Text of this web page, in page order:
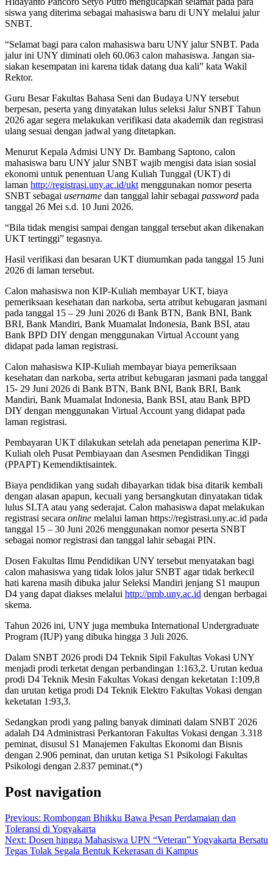
siswa yang diterima sebagai mahasiswa baru di UNY melalui jalur
SNBT.
“Selamat bagi para calon mahasiswa baru UNY jalur SNBT. Pada
jalur ini UNY diminati oleh 60.063 calon mahasiswa. Jangan sia-
siakan kesempatan ini karena tidak datang dua kali” kata Wakil
Rektor.
Guru Besar Fakultas Bahasa Seni dan Budaya UNY tersebut
berpesan, peserta yang dinyatakan lulus seleksi Jalur SNBT Tahun
2026 agar segera melakukan verifikasi data akademik dan registrasi
ulang sesuai dengan jadwal yang ditetapkan.
Menurut Kepala Admisi UNY Dr. Bambang Saptono, calon
mahasiswa baru UNY jalur SNBT wajib mengisi data isian sosial
ekonomi untuk penentuan Uang Kuliah Tunggal (UKT) di
laman http://registrasi.uny.ac.id/ukt menggunakan nomor peserta
SNBT sebagai username dan tanggal lahir sebagai password pada
tanggal 26 Mei s.d. 10 Juni 2026.
“Bila tidak mengisi sampai dengan tanggal tersebut akan dikenakan
UKT tertinggi” tegasnya.
Hasil verifikasi dan besaran UKT diumumkan pada tanggal 15 Juni
2026 di laman tersebut.
Calon mahasiswa non KIP-Kuliah membayar UKT, biaya
pemeriksaan kesehatan dan narkoba, serta atribut kebugaran jasmani
pada tanggal 15 – 29 Juni 2026 di Bank BTN, Bank BNI, Bank
BRI, Bank Mandiri, Bank Muamalat Indonesia, Bank BSI, atau
Bank BPD DIY dengan menggunakan Virtual Account yang
didapat pada laman registrasi.
Calon mahasiswa KIP-Kuliah membayar biaya pemeriksaan
kesehatan dan narkoba, serta atribut kebugaran jasmani pada tanggal
15- 29 Juni 2026 di Bank BTN, Bank BNI, Bank BRI, Bank
Mandiri, Bank Muamalat Indonesia, Bank BSI, atau Bank BPD
DIY dengan menggunakan Virtual Account yang didapat pada
laman registrasi.
Pembayaran UKT dilakukan setelah ada penetapan penerima KIP-
Kuliah oleh Pusat Pembiayaan dan Asesmen Pendidikan Tinggi
(PPAPT) Kemendiktisaintek.
Biaya pendidikan yang sudah dibayarkan tidak bisa ditarik kembali
dengan alasan apapun, kecuali yang bersangkutan dinyatakan tidak
lulus SLTA atau yang sederajat. Calon mahasiswa dapat melakukan
registrasi secara online melalui laman https://registrasi.uny.ac.id pada
tanggal 15 – 30 Juni 2026 menggunakan nomor peserta SNBT
sebagai nomor registrasi dan tanggal lahir sebagai PIN.
Dosen Fakultas Ilmu Pendidikan UNY tersebut menyatakan bagi
calon mahasiswa yang tidak lolos jalur SNBT agar tidak berkecil
hati karena masih dibuka jalur Seleksi Mandiri jenjang S1 maupun
D4 yang dapat diakses melalui http://pmb.uny.ac.id dengan berbagai
skema.
Tahun 2026 ini, UNY juga membuka International Undergraduate
Program (IUP) yang dibuka hingga 3 Juli 2026.
Dalam SNBT 2026 prodi D4 Teknik Sipil Fakultas Vokasi UNY
menjadi prodi terketat dengan perbandingan 1:163,2. Urutan kedua
prodi D4 Teknik Mesin Fakultas Vokasi dengan keketatan 1:109,8
dan urutan ketiga prodi D4 Teknik Elektro Fakultas Vokasi dengan
keketatan 1:93,3.
Sedangkan prodi yang paling banyak diminati dalam SNBT 2026
adalah D4 Administrasi Perkantoran Fakultas Vokasi dengan 3.318
peminat, disusul S1 Manajemen Fakultas Ekonomi dan Bisnis
dengan 2.906 peminat, dan urutan ketiga S1 Psikologi Fakultas
Psikologi dengan 2.837 peminat.(*)
Post navigation
Previous: Rombongan Bhikku Bawa Pesan Perdamaian dan
Toleransi di Yogyakarta
Next: Dosen hingga Mahasiswa UPN “Veteran” Yogyakarta Bersatu
Tegas Tolak Segala Bentuk Kekerasan di Kampus